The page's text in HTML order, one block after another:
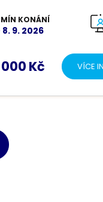
KONÁNÍ
8. 9. 2026
000 Kč VÍCE